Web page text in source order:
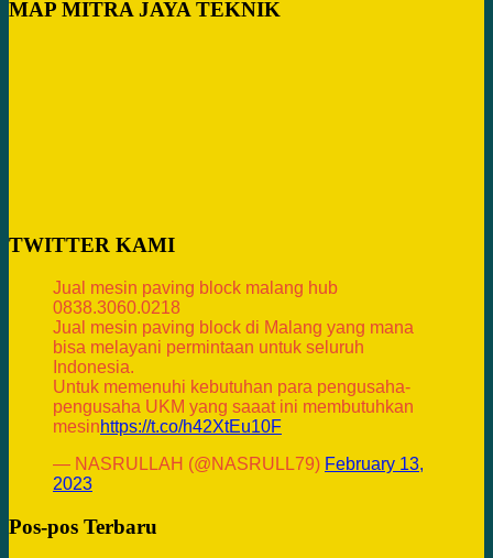
MAP MITRA JAYA TEKNIK
TWITTER KAMI
Jual mesin paving block malang hub
0838.3060.0218
Jual mesin paving block di Malang yang mana
bisa melayani permintaan untuk seluruh
Indonesia.
Untuk memenuhi kebutuhan para pengusaha-
pengusaha UKM yang saaat ini membutuhkan
mesinhttps://t.co/h42XtEu10F
— NASRULLAH (@NASRULL79) February 13,
2023
Pos-pos Terbaru